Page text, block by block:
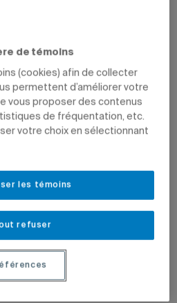
de témoins
(cookies) afin de collecter
permettent d’améliorer votre
vous proposer des contenus
de fréquentation, etc.
votre choix en sélectionnant
refuser
les témoins